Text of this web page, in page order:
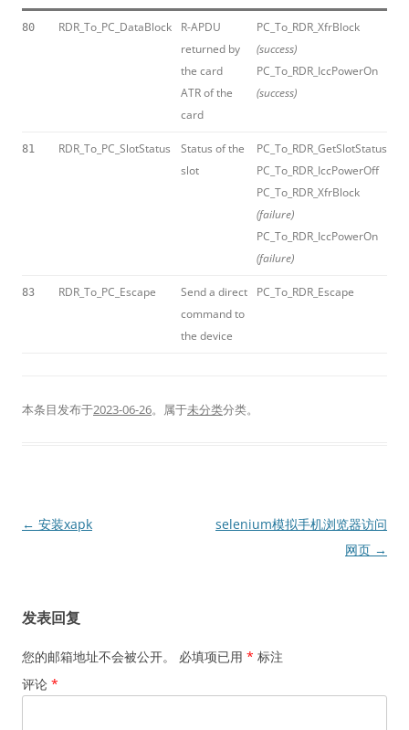
80 RDR_To_PC_DataBlock
R-APDU
returned by
the card
ATR of the
card
PC_To_RDR_XfrBlock
(success)
PC_To_RDR_IccPowerOn
(success)
81 RDR_To_PC_SlotStatus
Status of the
slot
PC_To_RDR_GetSlotStatus
PC_To_RDR_IccPowerOff
PC_To_RDR_XfrBlock
(failure)
PC_To_RDR_IccPowerOn
(failure)
83 RDR_To_PC_Escape
Send a direct
command to
the device
PC_To_RDR_Escape
本条目发布于2023-06-26。属于未分类分类。
文
← 安装xapk
selenium模拟手机浏览器访问
网页 →
发表回复
您的邮箱地址不会被公开。 必填项已用 * 标注
评论 *